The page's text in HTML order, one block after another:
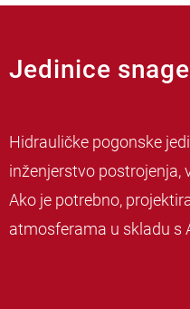
Jedinice
Hidrauličke pogonske
inženjerstvo postrojenja,
Ako je potrebno,
atmosferama u skladu s